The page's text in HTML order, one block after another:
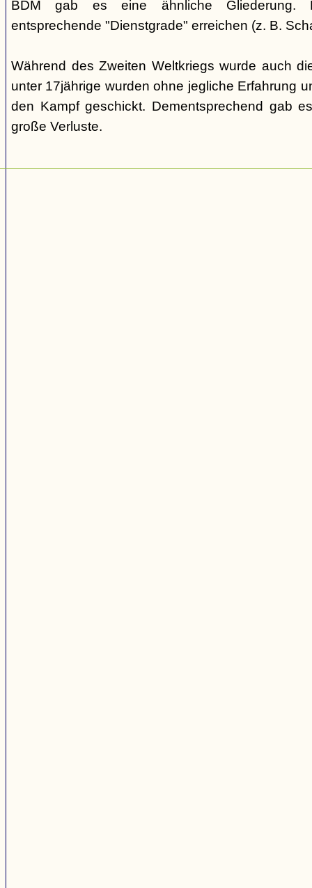
BDM gab es eine ähnliche Gliederung.
entsprechende "Dienstgrade" erreichen (z. B.
Während des Zweiten Weltkriegs wurde auch
unter 17jährige wurden ohne jegliche Erfahrung
den Kampf geschickt. Dementsprechend gab
große Verluste.